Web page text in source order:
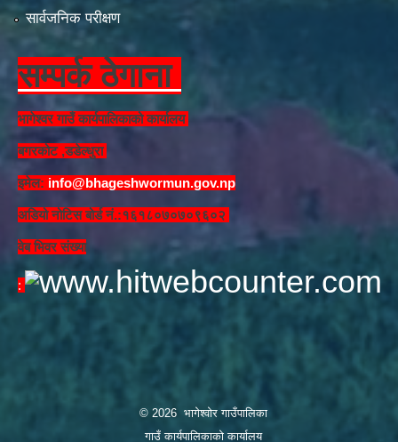
सार्वजनिक परीक्षण
सम्पर्क ठेगाना
भागेश्वर गाउँ कार्यपालिकाको कार्यालय
बगरकोट ,डडेल्धुरा
इमेल: info@bhageshwormun.gov.np
अडियो नोटिस बोर्ड नं.:१६१८०७०७०९६०२
वेब भिवर संख्या
: ​
© 2026 भागेश्वोर गाउँपालिका
गाउँ कार्यपालिकाको कार्यालय